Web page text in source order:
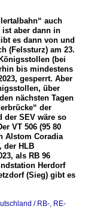
auch
ist aber dann in
es dann von und
(Felssturz) am 23.
(bei
bis mindestens
gesperrt. Aber
über
nächsten Tagen
der
der SEV wäre so
VT 506 (95 80
Alstom Coradia
der HLB
als RB 96
Herdorf
(Sieg) gibt es
/ RB-, RE-